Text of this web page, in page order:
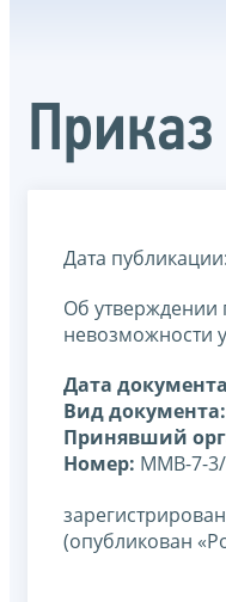
Дата
Об утверждении
невозможности
Дата
Вид документа:
Принявший
Номер: ММВ-7-
(опубликован